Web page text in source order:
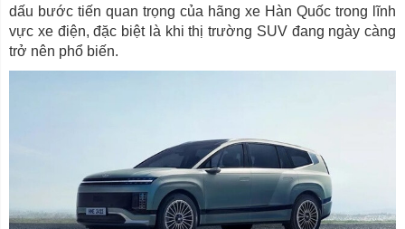
dấu bước tiến quan trọng của hãng xe Hàn Quốc trong lĩnh
vực xe điện, đặc biệt là khi thị trường SUV đang ngày càng
trở nên phổ biến.